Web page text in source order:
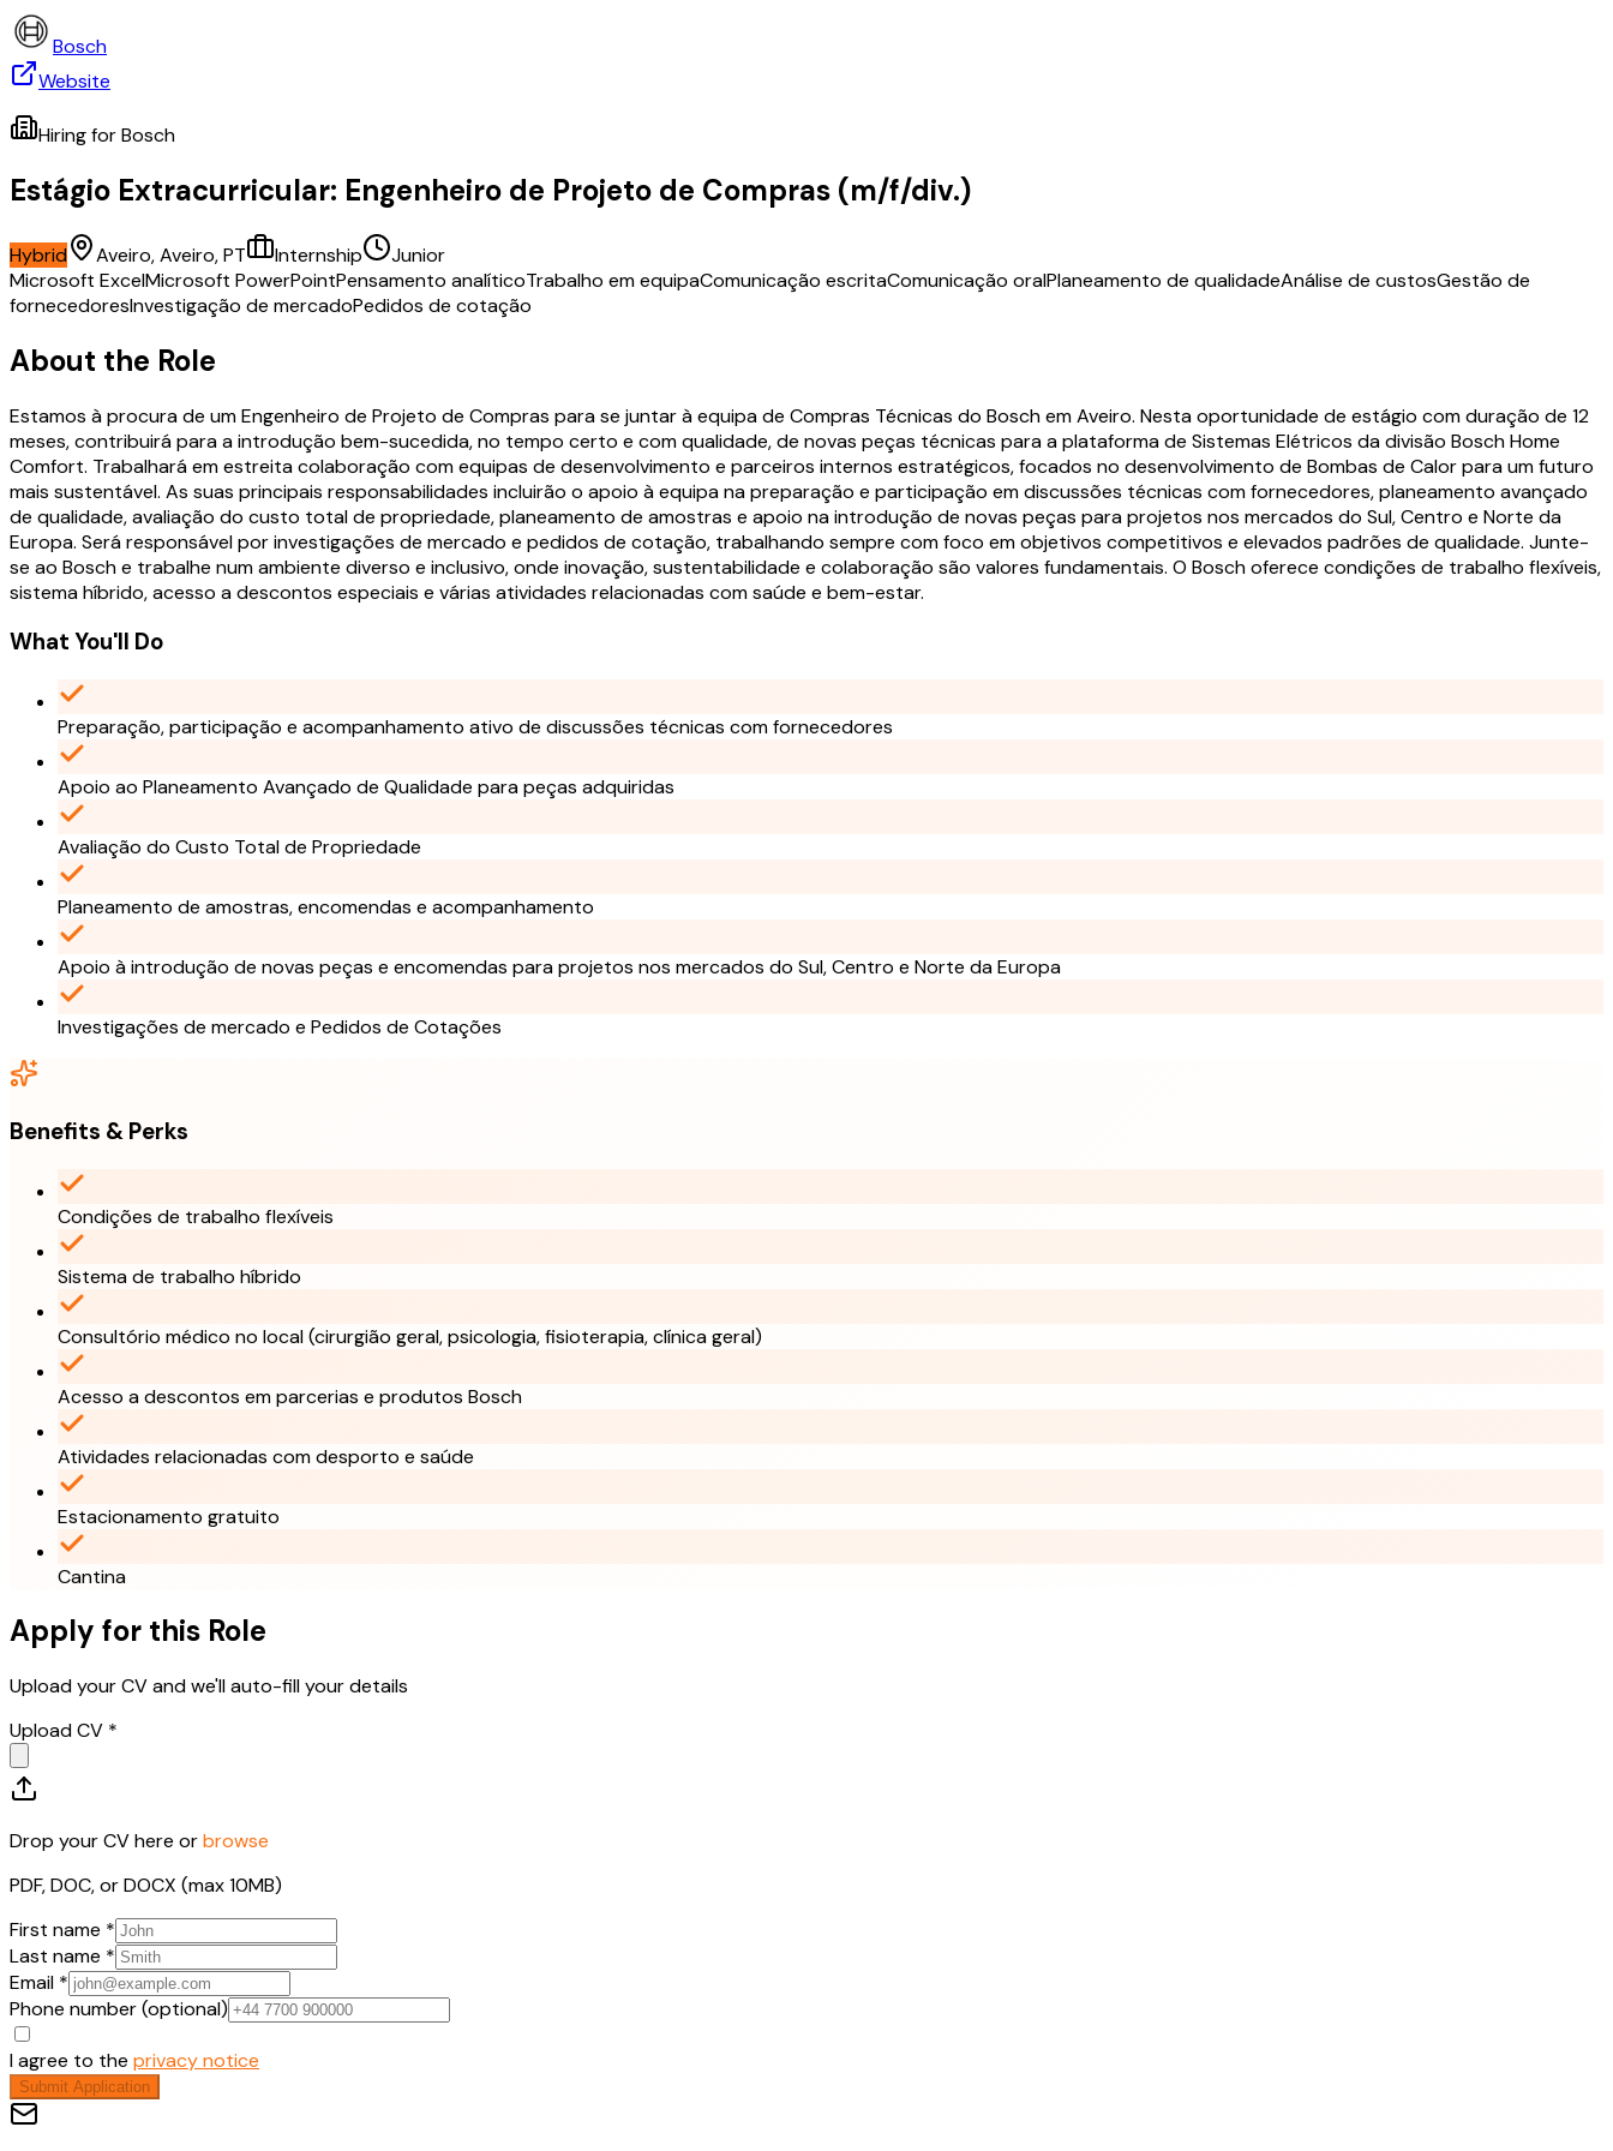
Bosch
Website
Hiring forBosch
Estágio Extracurricular: Engenheiro de Projeto de Compras (m/f/div.)
Hybrid Aveiro, Aveiro, PT Internship
Junior
Microsoft ExcelMicrosoft PowerPointPensamento analíticoTrabalho em equipaComunicação escritaComunicação oralPlaneamento de qualidadeAnálise de custosGestão de
fornecedoresInvestigação de mercadoPedidos de cotação
About the Role
Estamos à procura de um Engenheiro de Projeto de Compras para se juntar à equipa de Compras Técnicas do Bosch em Aveiro. Nesta oportunidade de estágio com duração de 12
meses, contribuirá para a introdução bem-sucedida, no tempo certo e com qualidade, de novas peças técnicas para a plataforma de Sistemas Elétricos da divisão Bosch Home
Comfort. Trabalhará em estreita colaboração com equipas de desenvolvimento e parceiros internos estratégicos, focados no desenvolvimento de Bombas de Calor para um futuro
mais sustentável. As suas principais responsabilidades incluirão o apoio à equipa na preparação e participação em discussões técnicas com fornecedores, planeamento avançado
de qualidade, avaliação do custo total de propriedade, planeamento de amostras e apoio na introdução de novas peças para projetos nos mercados do Sul, Centro e Norte da
Europa. Será responsável por investigações de mercado e pedidos de cotação, trabalhando sempre com foco em objetivos competitivos e elevados padrões de qualidade. Junte-
se ao Bosch e trabalhe num ambiente diverso e inclusivo, onde inovação, sustentabilidade e colaboração são valores fundamentais. O Bosch oferece condições de trabalho flexíveis,
sistema híbrido, acesso a descontos especiais e várias atividades relacionadas com saúde e bem-estar.
What You'll Do
Preparação, participação e acompanhamento ativo de discussões técnicas com fornecedores
Apoio ao Planeamento Avançado de Qualidade para peças adquiridas
Avaliação do Custo Total de Propriedade
Planeamento de amostras, encomendas e acompanhamento
Apoio à introdução de novas peças e encomendas para projetos nos mercados do Sul, Centro e Norte da Europa
Investigações de mercado e Pedidos de Cotações
Benefits & Perks
Condições de trabalho flexíveis
Sistema de trabalho híbrido
Consultório médico no local (cirurgião geral, psicologia, fisioterapia, clínica geral)
Acesso a descontos em parcerias e produtos Bosch
Atividades relacionadas com desporto e saúde
Estacionamento gratuito
Cantina
Apply for this Role
Upload your CV and we'll auto-fill your details
Upload CV *
Drop your CV here orbrowse
PDF, DOC, or DOCX (max 10MB)
First name *
Last name *
Email *
Phone number (optional)
I agree to the privacy notice
Submit Application